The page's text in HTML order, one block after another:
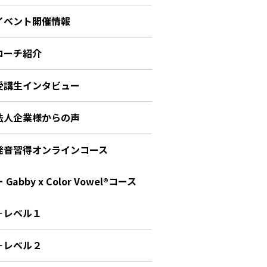
ベント開催情報
ーチ紹介
講生インタビュー
人企業様からの声
音習得オンラインコース
Gabby x Color Vowel®︎コース
レベル１
レベル２